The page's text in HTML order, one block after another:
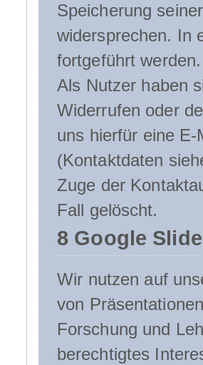
Speicherung
widersprechen. In
fortgeführt werden.
Als Nutzer haben
Widerrufen oder
uns hierfür eine
(Kontaktdaten
Zuge der
Fall gelöscht.
8 Google
Wir nutzen auf
von
Forschung und
berechtigtes